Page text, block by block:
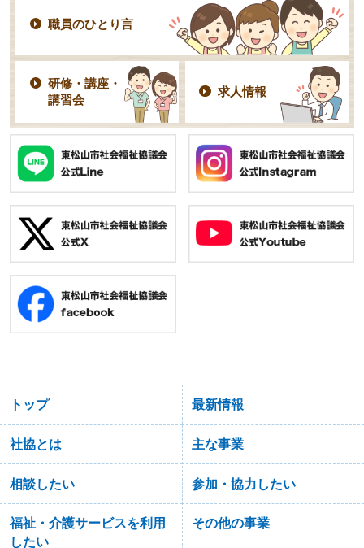
職員のひとり言
研修・講座・
講習会
求人情報
トップ 最新情報
社協とは 主な事業
相談したい 参加・協力したい
福祉・介護サービスを利用
したい
その他の事業